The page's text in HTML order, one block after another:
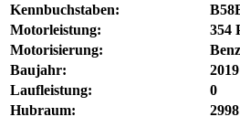
Kennbuchstaben:
Motorleistung:
354
Motorisierung:
Baujahr:
2019
Laufleistung:
0
Hubraum: